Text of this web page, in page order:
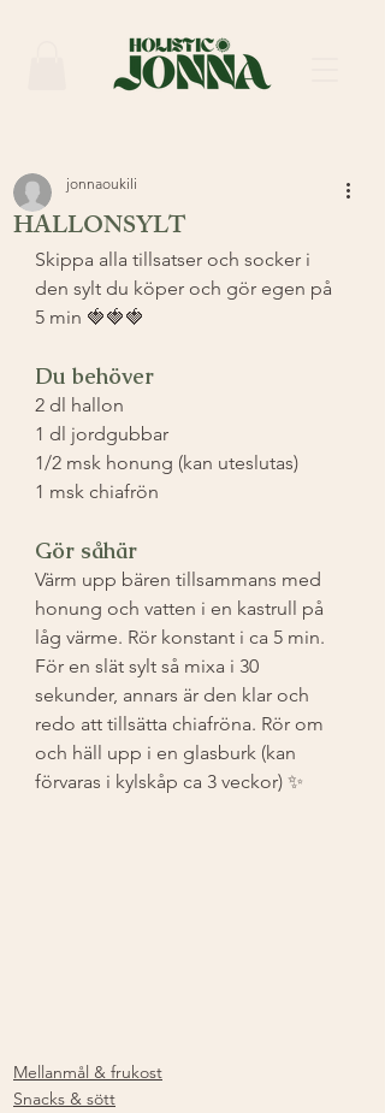
HALLONSYLT
jonnaoukili
Skippa alla tillsatser och socker i
den sylt du köper och gör egen på
5 min 🍓🍓🍓⁣
Du behöver
2 dl hallon ⁣
1 dl jordgubbar ⁣
1/2 msk honung (kan uteslutas)⁣
1 msk chiafrön ⁣
Gör såhär
Värm upp bären tillsammans med
honung och vatten i en kastrull på
låg värme. Rör konstant i ca 5 min.
För en slät sylt så mixa i 30
sekunder, annars är den klar och
redo att tillsätta chiafröna. Rör om
och häll upp i en glasburk (kan
förvaras i kylskåp ca 3 veckor) ✨
Mellanmål & frukost
Snacks & sött